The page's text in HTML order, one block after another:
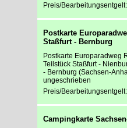
Preis/
Postkarte
Staßfurt - Bernburg
Postkarte Europaradweg
Teilstück Staßfurt -
- Bernburg (Sachsen-
ungeschrieben
Preis/
Campingkarte